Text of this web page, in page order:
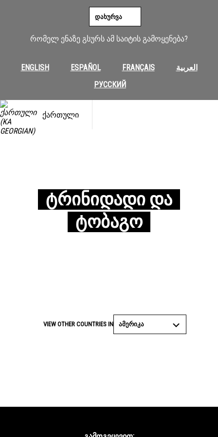
რომელ ენაზე გსურს ამ საიტის გამოყენება?
ENGLISH ESPAÑOL FRANÇAIS
العربية
РУССКИЙ
ᲓᲐᲮᲣᲠᲕᲐ
ᲥᲐᲠᲗᲣᲚᲘ
ᲢᲠᲘᲜᲘᲓᲐᲓᲘ ᲓᲐ
ᲢᲝᲑᲐᲒᲝ
VIEW OTHER COUNTRIES IN ᲐᲛᲔᲠᲘᲙᲐ